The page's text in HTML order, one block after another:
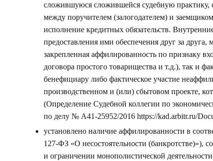
сложившуюся сложившейся судебную практику,
между поручителем (залогодателем) и
исполнение кредитных обязательств.
предоставления ими обеспечения друг за
закрепленная аффилированность по признаку
договора простого товарищества и т.д.), так и
бенефициару либо фактическое участие
производственном и (или) сбытовом проекте,
(Определение Судебной коллегии по
по делу № А41-25952/2016 https://kad.arbitr.ru/
установлено наличие аффилированности в
127-ФЗ «О несостоятельности
и ограничении монополистической